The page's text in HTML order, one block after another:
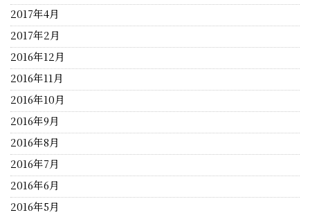
2017年4月
2017年2月
2016年12月
2016年11月
2016年10月
2016年9月
2016年8月
2016年7月
2016年6月
2016年5月